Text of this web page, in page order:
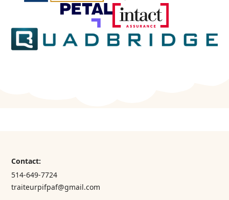
Contact:
514-649-7724
traiteurpifpaf@gmail.com